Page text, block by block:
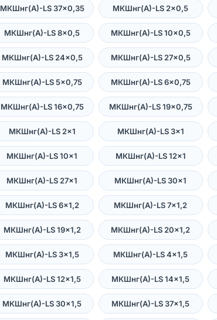
МКШнг(А)-LS 37×0,35 МКШнг(А)-LS 2×0,5
МКШнг(А)-LS 8×0,5 МКШнг(А)-LS 10×0,5
МКШнг(А)-LS 24×0,5 МКШнг(А)-LS 27×0,5
МКШнг(А)-LS 5×0,75 МКШнг(А)-LS 6×0,75
МКШнг(А)-LS 16×0,75 МКШнг(А)-LS 19×0,75
МКШнг(А)-LS 2×1 МКШнг(А)-LS 3×1
МКШнг(А)-LS 10×1 МКШнг(А)-LS 12×1
МКШнг(А)-LS 27×1 МКШнг(А)-LS 30×1
МКШнг(А)-LS 6×1,2 МКШнг(А)-LS 7×1,2
МКШнг(А)-LS 19×1,2 МКШнг(А)-LS 20×1,2
МКШнг(А)-LS 3×1,5 МКШнг(А)-LS 4×1,5
МКШнг(А)-LS 12×1,5 МКШнг(А)-LS 14×1,5
МКШнг(А)-LS 30×1,5 МКШнг(А)-LS 37×1,5